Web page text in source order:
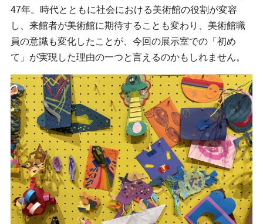
47年。時代とともに社会における美術館の役割が変容
し、来館者が美術館に期待することも変わり、美術館職
員の意識も変化したことが、今回の展示室での「初め
て」が実現した理由の一つと言えるのかもしれません。